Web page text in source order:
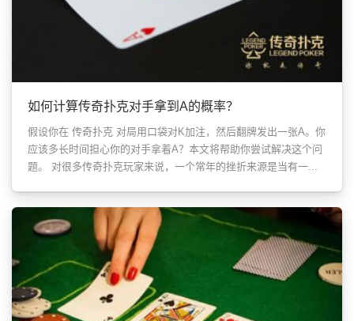
如何计算传奇扑克对手拿到A的概率？
假设你在 传奇扑克 对局用口袋对K加注，然后翻牌发出一张A。你
应该多长时间担心你的对手拿着A？本文将帮助你尝试解决这个问
题。 对很多传奇扑克玩家来说，一个常年的挫折来源是当有一...